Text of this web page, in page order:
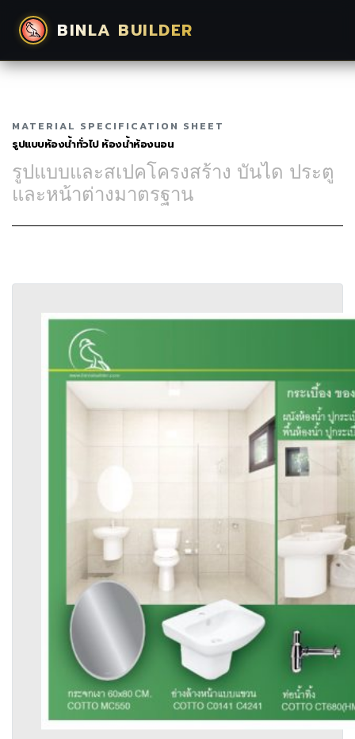
BINLA BUILDER
MATERIAL SPECIFICATION SHEET
รูปแบบห้องน้ำทั่วไป ห้องน้ำห้องนอน
รูปแบบและสเปคโครงสร้าง บันได ประตู
และหน้าต่างมาตรฐาน